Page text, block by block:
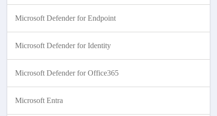
Microsoft Defender for Endpoint
Microsoft Defender for Identity
Microsoft Defender for Office365
Microsoft Entra